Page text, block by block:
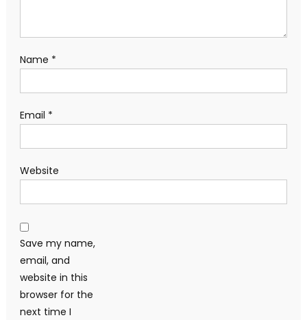
Name *
Email *
Website
Save my name,
email, and
website in this
browser for the
next time I